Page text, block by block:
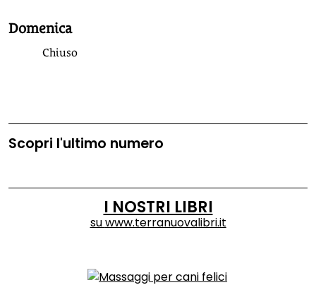
Domenica
Chiuso
Scopri l'ultimo numero
I NOSTRI LIBRI
suwww.terranuovalibri.it